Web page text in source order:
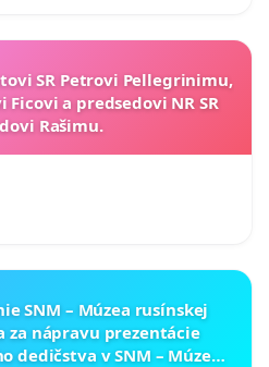
SR Petrovi Pellegrinimu,
a predsedovi NR SR
Rašimu.
SNM – Múzea rusínskej
za nápravu prezentácie
dedičstva v SNM – Múzeu